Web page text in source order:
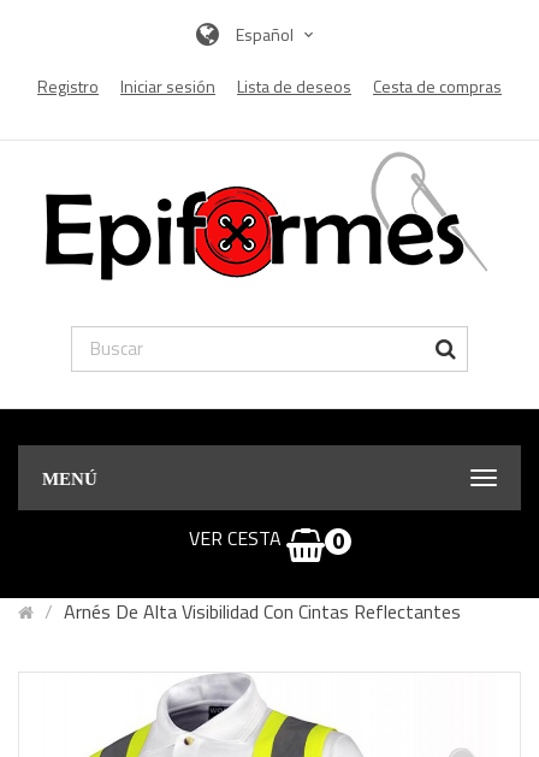
Español
Registro Iniciar sesión Lista de deseos Cesta de compras
MENÚ
VER CESTA 0
Arnés De Alta Visibilidad Con Cintas Reflectantes